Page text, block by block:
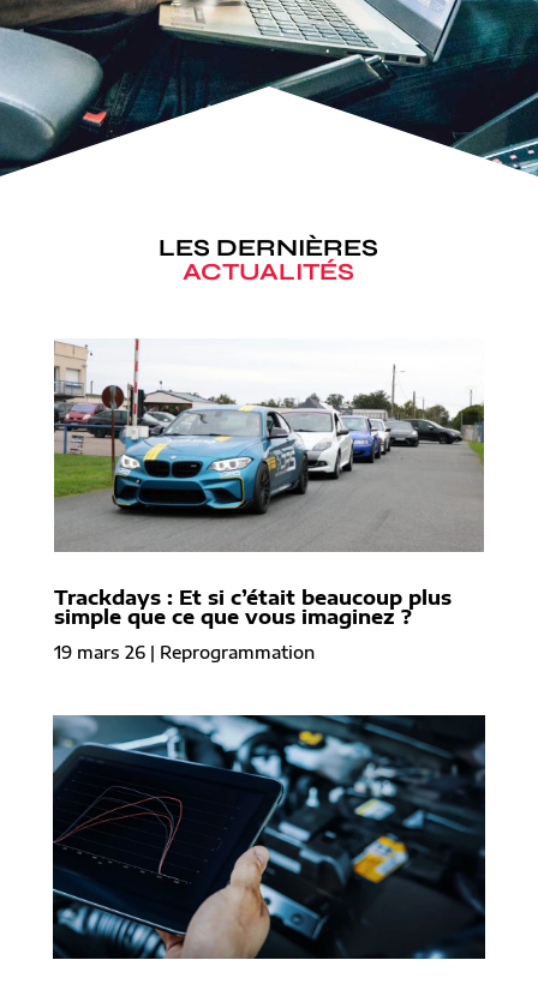
LES DERNIÈRES
ACTUALITÉS
Trackdays : Et si c’était beaucoup plus
simple que ce que vous imaginez ?
19 mars 26| Reprogrammation